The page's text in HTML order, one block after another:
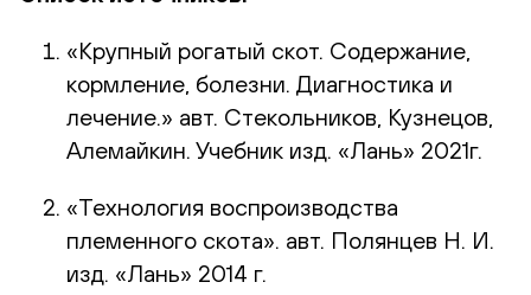
«Крупный рогатый скот. Содержание,
кормление, болезни. Диагностика и
лечение.» авт. Стекольников, Кузнецов,
Алемайкин. Учебник изд. «Лань» 2021г.
«Технология воспроизводства
племенного скота». авт. Полянцев Н. И.
изд. «Лань» 2014 г.